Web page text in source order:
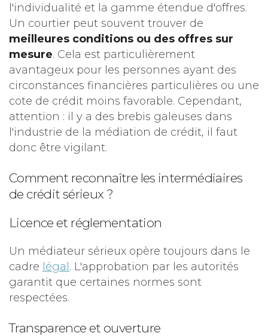
l'individualité et la gamme étendue d'offres.
Un courtier peut souvent trouver de
meilleures conditions ou des offres sur
mesure. Cela est particulièrement
avantageux pour les personnes ayant des
circonstances financières particulières ou une
cote de crédit moins favorable. Cependant,
attention : il y a des brebis galeuses dans
l'industrie de la médiation de crédit, il faut
donc être vigilant.
Comment reconnaître les intermédiaires
de crédit sérieux ?
Licence et réglementation
Un médiateur sérieux opère toujours dans le
cadre légal . L'approbation par les autorités
garantit que certaines normes sont
respectées.
Transparence et ouverture